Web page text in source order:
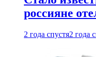
россияне
2 года спустя2 года